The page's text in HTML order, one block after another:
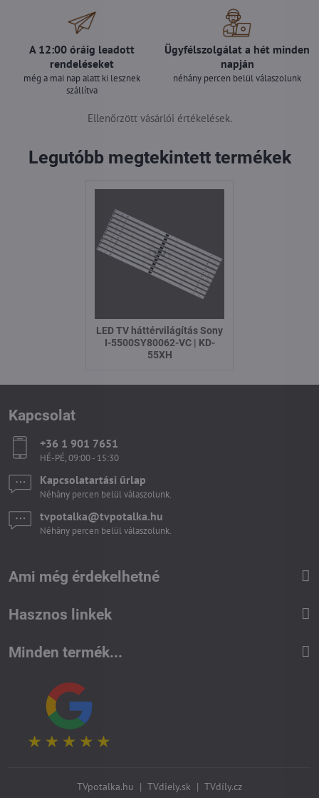
A 12:00 óráig leadott
rendeléseket
még a mai nap alatt ki lesznek
szállítva
Ügyfélszolgálat a hét minden
napján
néhány percen belül válaszolunk
Ellenőrzött vásárlói értékelések.
Legutóbb megtekintett termékek
LED TV háttérvilágítás Sony
I-5500SY80062-VC | KD-
55XH
Kapcsolat
+36 1 901 7651
HÉ-PÉ, 09:00 - 15:30
Kapcsolatartási űrlap
Néhány percen belül válaszolunk.
tvpotalka​@tvpotalka​.hu
Néhány percen belül válaszolunk.
Ami még érdekelhetné
Hasznos linkek
Minden termék...
TVpotalka.hu | TVdiely.sk | TVdíly.cz